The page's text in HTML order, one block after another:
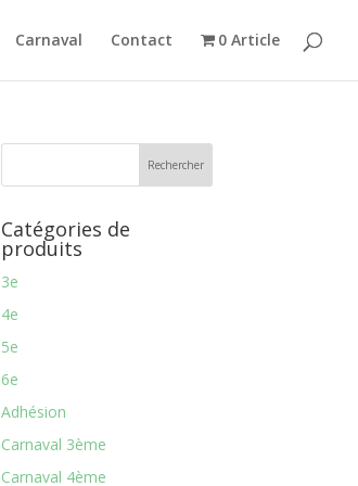
Carnaval Contact 0 Article
Catégories de
produits
3e
4e
5e
6e
Adhésion
Carnaval 3ème
Carnaval 4ème